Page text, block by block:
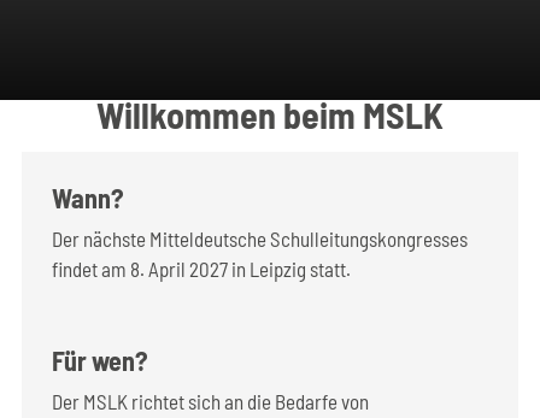
Willkommen beim MSLK
Wann?
Der nächste Mitteldeutsche Schulleitungskongresses
findet am 8. April 2027 in Leipzig statt.
Für wen?
Der MSLK richtet sich an die Bedarfe von